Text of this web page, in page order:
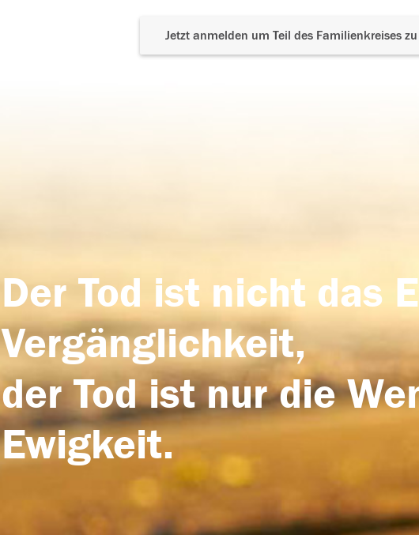
Jetzt anmelden um Teil des Familienkreises
Der Tod ist nicht das
Vergänglichkeit,
der Tod ist nur die
Ewigkeit.